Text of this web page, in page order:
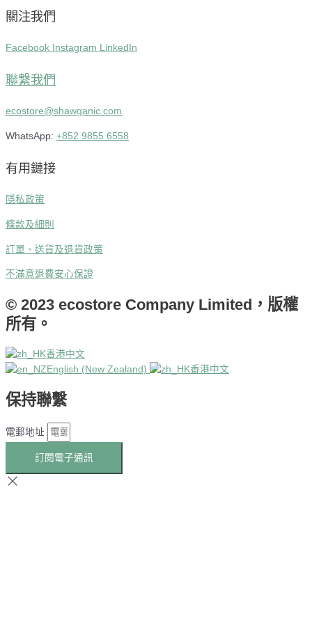
關注我們
Facebook Instagram LinkedIn
聯繫我們
ecostore@shawganic.com
WhatsApp: +852 9855 6558
有用鏈接
隱私政策
條款及細則
訂單、送貨及退貨政策
不滿意退費安心保證
© 2023 ecostore Company Limited，版權
所有。
香港中文
English (New Zealand)
香港中文
保持聯繫
電郵地址
訂閱電子通訊